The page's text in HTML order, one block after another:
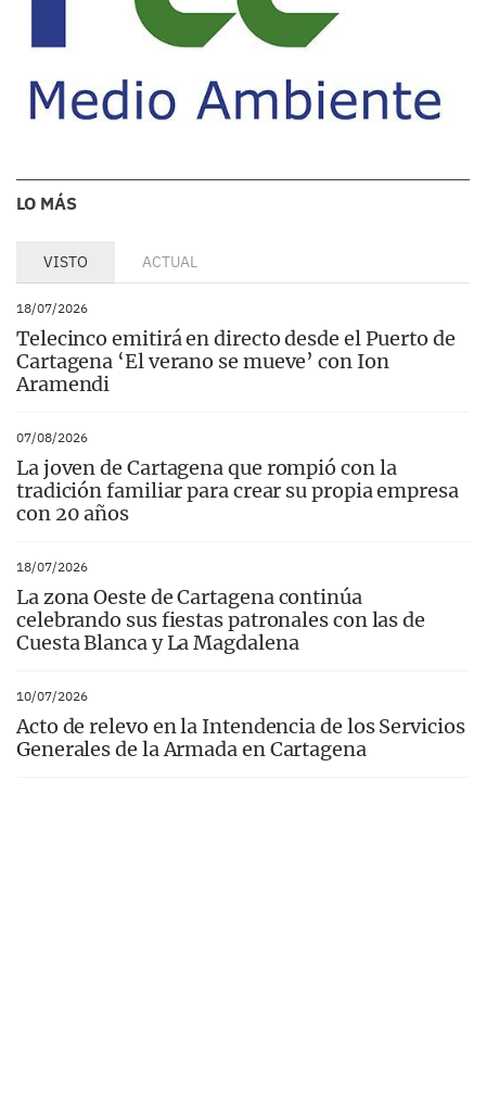
LO MÁS
VISTO ACTUAL
18/07/2026
Telecinco emitirá en directo desde el Puerto de
Cartagena ‘El verano se mueve’ con Ion
Aramendi
07/08/2026
La joven de Cartagena que rompió con la
tradición familiar para crear su propia empresa
con 20 años
18/07/2026
La zona Oeste de Cartagena continúa
celebrando sus fiestas patronales con las de
Cuesta Blanca y La Magdalena
10/07/2026
Acto de relevo en la Intendencia de los Servicios
Generales de la Armada en Cartagena